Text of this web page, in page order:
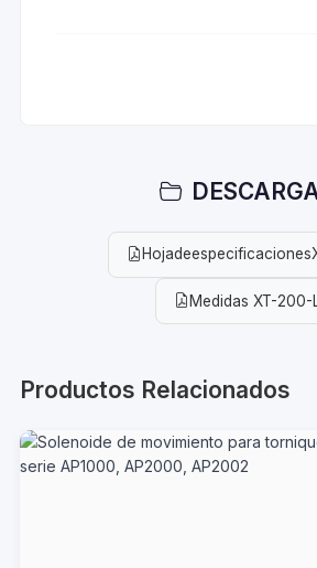
Medidas XT-200-
Productos Relacionados